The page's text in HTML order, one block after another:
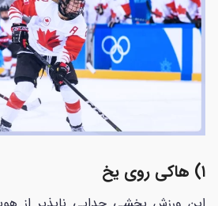
۱) هاکی روی یخ